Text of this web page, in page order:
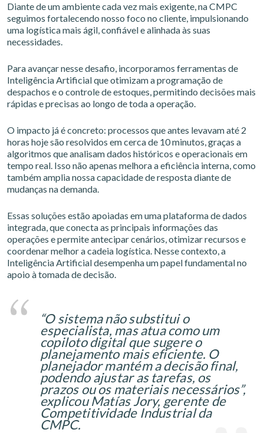
Diante de um ambiente cada vez mais exigente, na CMPC
seguimos fortalecendo nosso foco no cliente, impulsionando
uma logística mais ágil, confiável e alinhada às suas
necessidades.
Para avançar nesse desafio, incorporamos ferramentas de
Inteligência Artificial que otimizam a programação de
despachos e o controle de estoques, permitindo decisões mais
rápidas e precisas ao longo de toda a operação.
O impacto já é concreto: processos que antes levavam até 2
horas hoje são resolvidos em cerca de 10 minutos, graças a
algoritmos que analisam dados históricos e operacionais em
tempo real. Isso não apenas melhora a eficiência interna, como
também amplia nossa capacidade de resposta diante de
mudanças na demanda.
Essas soluções estão apoiadas em uma plataforma de dados
integrada, que conecta as principais informações das
operações e permite antecipar cenários, otimizar recursos e
coordenar melhor a cadeia logística. Nesse contexto, a
Inteligência Artificial desempenha um papel fundamental no
apoio à tomada de decisão.
“O sistema não substitui o
especialista, mas atua como um
copiloto digital que sugere o
planejamento mais eficiente. O
planejador mantém a decisão final,
podendo ajustar as tarefas, os
prazos ou os materiais necessários”,
explicou Matías Jory, gerente de
Competitividade Industrial da
CMPC.